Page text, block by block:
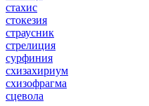
стахис
стокезия
страусник
стрелиция
сурфиния
схизахириум
схизофрагма
сцевола